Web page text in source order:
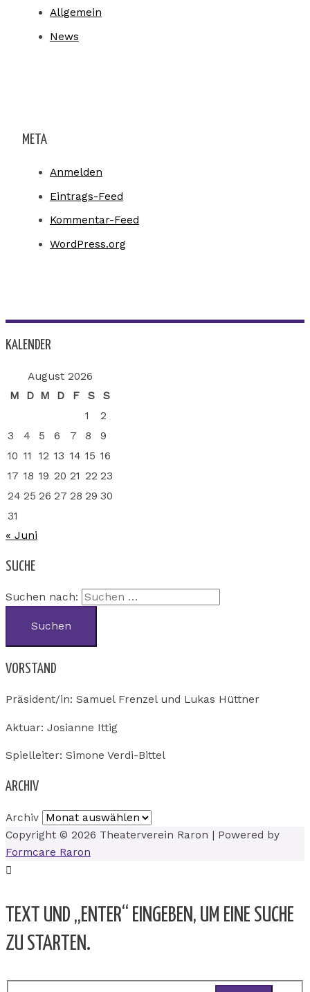
Allgemein
News
META
Anmelden
Eintrags-Feed
Kommentar-Feed
WordPress.org
KALENDER
August 2026
M
D M D F S
S
1
2
3
4 5 6 7 8
9
10 11 12 13 14 15 16
17 18 19 20 21 22 23
24 25 26 27 28 29 30
31
« Juni
SUCHE
Suchen nach:
VORSTAND
Präsident/in: Samuel Frenzel und Lukas Hüttner
Aktuar: Josianne Ittig
Spielleiter: Simone Verdi-Bittel
ARCHIV
Archiv
Copyright © 2026 Theaterverein Raron | Powered by
Formcare Raron
TEXT UND „ENTER“ EINGEBEN, UM EINE SUCHE
ZU STARTEN.